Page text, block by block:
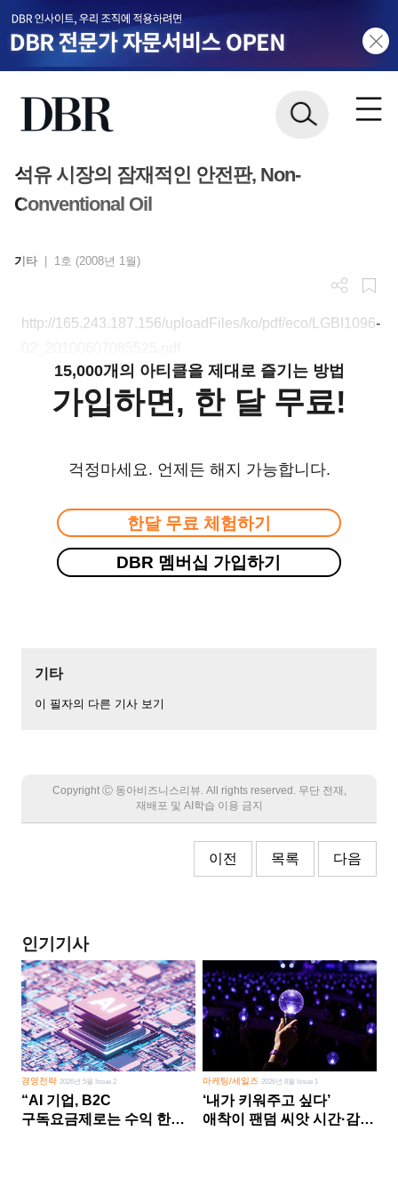
석유 시장의 잠재적인 안전판, Non-
Conventional Oil
기타 1호 (2008년 1월)
http://165.243.187.156/uploadFiles/ko/pdf/eco/LGBI1096-
15,000개의 아티클을 제대로 즐기는 방법
가입하면, 한 달 무료!
걱정마세요. 언제든 해지 가능합니다.
한달 무료 체험하기
DBR 멤버십 가입하기
기타
이 필자의 다른 기사 보기
Copyright Ⓒ 동아비즈니스리뷰. All rights reserved. 무단 전재,
재배포 및 AI학습 이용 금지
이전 목록 다음
인기기사
경영전략 2026년 5월 Issue 2
“AI 기업, B2C
구독요금제로는 수익 한계
마케팅/세일즈 2026년 8월 Issue 1
‘내가 키워주고 싶다’
애착이 팬덤 씨앗 시간·감정